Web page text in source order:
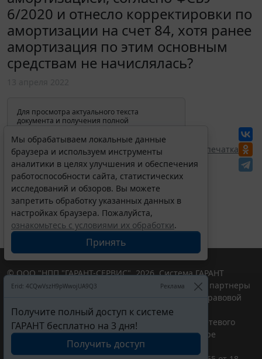
6/2020 и отнесло корректировки по
амортизации на счет 84, хотя ранее
амортизация по этим основным
средствам не начислялась?
Для просмотра актуального текста
документа и получения полной
изменениях и порядке применения
документа, воспользуйтесь поиском в
Интернет-версии системы ГАРАНТ:
Перепечатка
Мы обрабатываем локальные данные
браузера и используем инструменты
аналитики в целях улучшения и обеспечения
работоспособности сайта, статистических
исследований и обзоров. Вы можете
запретить обработку указанных данных в
настройках браузера. Пожалуйста,
ознакомьтесь с условиями их обработки.
Принять
Erid: 4CQwVszH9pWwojUA9Q3 Реклама
Получите полный доступ к системе
ГАРАНТ бесплатно на 3 дня!
Получить доступ
© ООО "НПП "ГАРАНТ-СЕРВИС", 2026. Система ГАРАНТ
выпускается с 1990 года. Компания "Гарант" и ее партнеры
являются участниками Российской ассоциации правовой
информации ГАРАНТ.
Портал ГАРАНТ.РУ зарегистрирован в качестве сетевого
издания Федеральной службой по надзору в сфере
связи,информационных технологий и массовых